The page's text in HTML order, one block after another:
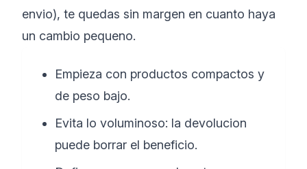
envio), te quedas sin margen en cuanto haya
un cambio pequeno.
Empieza con productos compactos y
de peso bajo.
Evita lo voluminoso: la devolucion
puede borrar el beneficio.